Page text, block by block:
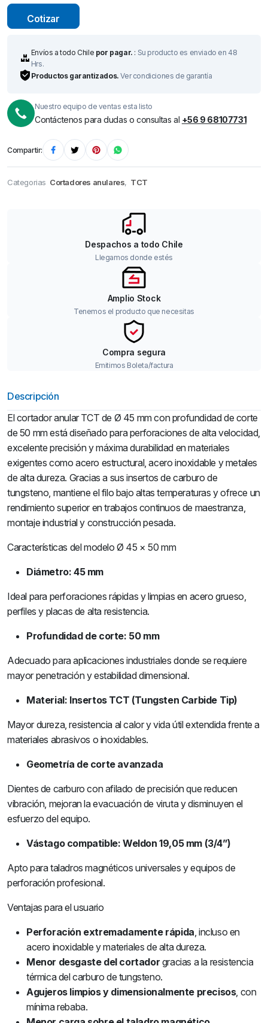
Cotizar
Envíos a todo Chile por pagar. : Su producto es enviado en 48
Hrs.
Productos garantizados. Ver condiciones de garantía
Nuestro equipo de ventas esta listo
Contáctenos para dudas o consultas al +56 9 68107731
Compartir:
Categorias Cortadores anulares, TCT
Despachos a todo Chile
Llegamos donde estés
Amplio Stock
Tenemos el producto que necesitas
Compra segura
Emitimos Boleta/factura
Descripción
El cortador anular TCT de Ø 45 mm con profundidad de corte
de 50 mm está diseñado para perforaciones de alta velocidad,
excelente precisión y máxima durabilidad en materiales
exigentes como acero estructural, acero inoxidable y metales
de alta dureza. Gracias a sus insertos de carburo de
tungsteno, mantiene el filo bajo altas temperaturas y ofrece un
rendimiento superior en trabajos continuos de maestranza,
montaje industrial y construcción pesada.
Características del modelo Ø 45 × 50 mm
Diámetro: 45 mm
Ideal para perforaciones rápidas y limpias en acero grueso,
perfiles y placas de alta resistencia.
Profundidad de corte: 50 mm
Adecuado para aplicaciones industriales donde se requiere
mayor penetración y estabilidad dimensional.
Material: Insertos TCT (Tungsten Carbide Tip)
Mayor dureza, resistencia al calor y vida útil extendida frente a
materiales abrasivos o inoxidables.
Geometría de corte avanzada
Dientes de carburo con afilado de precisión que reducen
vibración, mejoran la evacuación de viruta y disminuyen el
esfuerzo del equipo.
Vástago compatible: Weldon 19,05 mm (3/4”)
Apto para taladros magnéticos universales y equipos de
perforación profesional.
Ventajas para el usuario
Perforación extremadamente rápida, incluso en
acero inoxidable y materiales de alta dureza.
Menor desgaste del cortador gracias a la resistencia
térmica del carburo de tungsteno.
Agujeros limpios y dimensionalmente precisos, con
mínima rebaba.